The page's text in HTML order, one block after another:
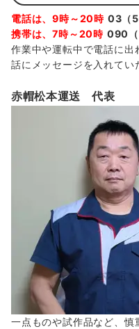
電話は、9時～20時 03（
携帯は、7時～20時 090
作業中や運転中で電話に
話にメッセージを入れてい
赤帽松本運送 代表
一点ものや試作品など、慎